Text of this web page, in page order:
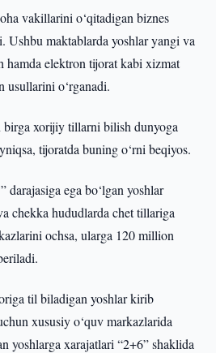
vakillarini o‘qitadigan biznes
Ushbu maktablarda yoshlar yangi va
hamda elektron tijorat kabi xizmat
usullarini o‘rganadi.
xorijiy tillarni bilish dunyoga
tijoratda buning o‘rni beqiyos.
ega bo‘lgan yoshlar
chekka hududlarda chet tillariga
ochsa, ularga 120 million
til biladigan yoshlar kirib
xususiy o‘quv markazlarida
yoshlarga xarajatlari “2+6” shaklida